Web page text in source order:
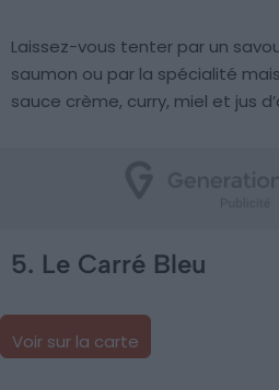
Laissez-vous tenter par un
saumon ou par la spécialité
sauce crème, curry, miel et jus
5. Le Carré Bleu
Voir sur la carte